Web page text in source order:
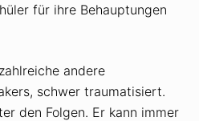
für ihre Behauptungen
andere
schwer traumatisiert.
den Folgen. Er kann immer